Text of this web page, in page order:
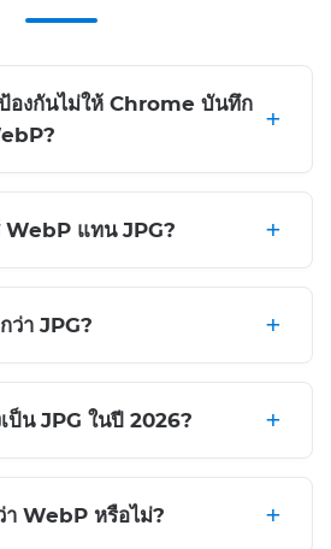
ป้องกันไม่ให้ Chrome บันทึก
WebP แทน JPG?
ว่า JPG?
ป็น JPG ในปี 2026?
า WebP หรือไม่?